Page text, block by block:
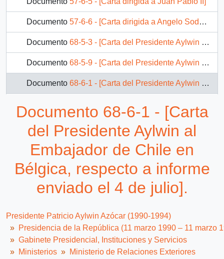
Documento 57-6-6 - [Carta dirigida a Angelo Sodano]
Documento 68-5-3 - [Carta del Presidente Aylwin al Embajador de Chile en Francia, referente a la correspondencia enviada por el Presidente Mitterrand].
Documento 68-5-9 - [Carta del Presidente Aylwin al Embajador de Chile en Argentina, agradeciendo envio de informe].
Documento 68-6-1 - [Carta del Presidente Aylwin al Embajador de Chile en Bélgica, respecto a informe enviado el 4 de julio].
68-6-2 - [Carta del Presidente Aylwin al Embajador de Chile en Austria, expresando su felicidad por asunción como Presidente del Grupo de los 77 de los Organismos Internacionales].
Documento 68-6-21 - [Carta del Presidente Aylwin al Embajador de Chile en Venezuela, contestando carta de fecha 27 de mayo pasado].
Documento 68-6-22 - [Carta del Presidente Aylwin al Embajador de Chile en Venezuela, contestando carta del 8 de Febrero].
Documento 68-6-23 - [Carta del Presidente Aylwin al Embajador de Chile en Venezuela, agradeciendo cassette de Soledad Bravo].
12 más...
Documento 68-6-1 - [Carta
del Presidente Aylwin al
Embajador de Chile en
Bélgica, respecto a informe
enviado el 4 de julio].
Presidente Patricio Aylwin Azócar (1990-1994)
Presidencia de la República (11 marzo 1990 – 11 marzo
Gabinete Presidencial, Instituciones y Servicios
Ministerios
Ministerio de Relaciones Exteriores